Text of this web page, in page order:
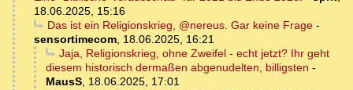
18.06.2025, 15:16
Das ist ein Religionskrieg, @nereus. Gar keine Frage-
sensortimecom, 18.06.2025, 16:21
Jaja, Religionskrieg, ohne Zweifel - echt jetzt? Ihr geht
diesem historisch dermaßen abgenudelten, billigsten -
MausS, 18.06.2025, 17:01